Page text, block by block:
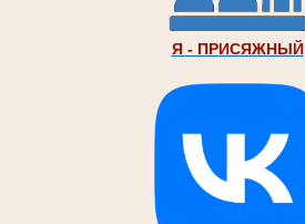
Я - ПРИСЯЖНЫЙ